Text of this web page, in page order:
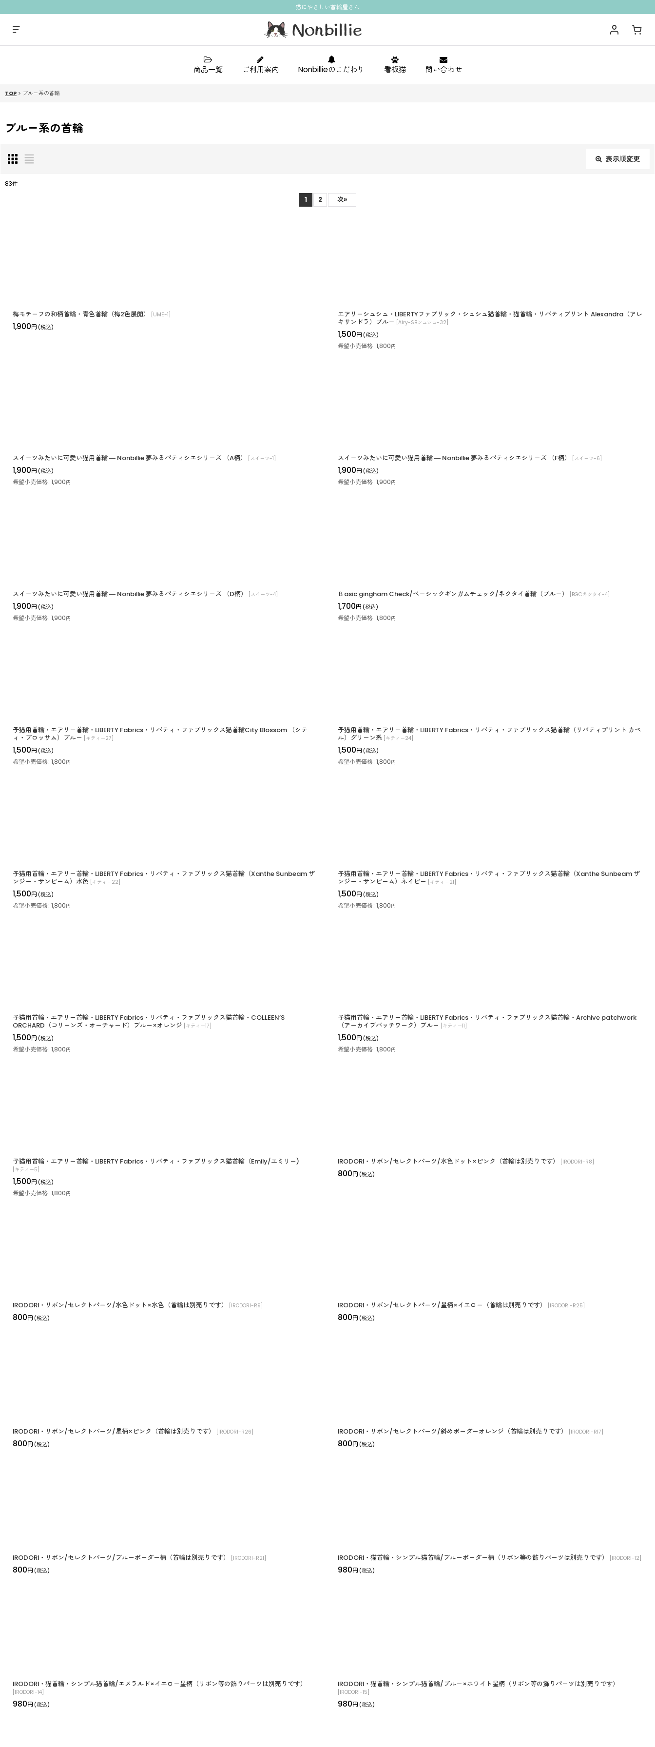
猫にやさしい首輪屋さん
商品一覧 ご利用案内 Nonbillieのこだわり 看板猫 問い合わせ
TOP > ブルー系の首輪
ブルー系の首輪
表示順変更
83件
1 2 次»
梅モチーフの和柄首輪・青色首輪（梅2色展開） UME-1
1,900円 (税込)
エアリーシュシュ・LIBERTYファブリック・シュシュ猫首輪・猫首輪・リバティプリント Alexandra（アレ
キサンドラ）ブルー Airy-SBシュシュ-32
1,500円 (税込)
希望小売価格: 1,800円
スイーツみたいに可愛い猫用首輪 ― Nonbillie 夢みるパティシエシリーズ （A柄） スイーツ-1
1,900円 (税込)
希望小売価格: 1,900円
スイーツみたいに可愛い猫用首輪 ― Nonbillie 夢みるパティシエシリーズ （F柄） スイーツ-6
1,900円 (税込)
希望小売価格: 1,900円
スイーツみたいに可愛い猫用首輪 ― Nonbillie 夢みるパティシエシリーズ （D柄） スイーツ-4
1,900円 (税込)
希望小売価格: 1,900円
Ｂasic gingham Check/ベーシックギンガムチェック/ネクタイ首輪（ブルー） BGCネクタイ-4
1,700円 (税込)
希望小売価格: 1,800円
子猫用首輪・エアリー首輪・LIBERTY Fabrics・リバティ・ファブリックス猫首輪City Blossom （シテ
ィ・ブロッサム）ブルー
キティー27
1,500円 (税込)
希望小売価格: 1,800円
子猫用首輪・エアリー首輪・LIBERTY Fabrics・リバティ・ファブリックス猫首輪（リバティプリント カペ
ル）グリーン系 キティー24
1,500円 (税込)
希望小売価格: 1,800円
子猫用首輪・エアリー首輪・LIBERTY Fabrics・リバティ・ファブリックス猫首輪（Xanthe Sunbeam ザ
ンジー・サンビーム）水色 キティー22
1,500円 (税込)
希望小売価格: 1,800円
子猫用首輪・エアリー首輪・LIBERTY Fabrics・リバティ・ファブリックス猫首輪（Xanthe Sunbeam ザ
ンジー・サンビーム）ネイビー
キティー21
1,500円 (税込)
希望小売価格: 1,800円
子猫用首輪・エアリー首輪・LIBERTY Fabrics・リバティ・ファブリックス猫首輪・COLLEEN’S
ORCHARD（コリーンズ・オーチャード）ブルー×オレンジ キティー17
1,500円 (税込)
希望小売価格: 1,800円
子猫用首輪・エアリー首輪・LIBERTY Fabrics・リバティ・ファブリックス猫首輪・Archive patchwork
（アーカイブパッチワーク）ブルー
キティー11
1,500円 (税込)
希望小売価格: 1,800円
子猫用首輪・エアリー首輪・LIBERTY Fabrics・リバティ・ファブリックス猫首輪（Emily/エミリー)
キティー5
1,500円 (税込)
希望小売価格: 1,800円
IRODORI・リボン/セレクトパーツ/水色ドット×ピンク（首輪は別売りです） IRODORI-R8
800円 (税込)
IRODORI・リボン/セレクトパーツ/水色ドット×水色（首輪は別売りです） IRODORI-R9
800円 (税込)
IRODORI・リボン/セレクトパーツ/星柄×イエロー（首輪は別売りです） IRODORI-R25
800円 (税込)
IRODORI・リボン/セレクトパーツ/星柄×ピンク（首輪は別売りです） IRODORI-R26
800円 (税込)
IRODORI・リボン/セレクトパーツ/斜めボーダーオレンジ（首輪は別売りです） IRODORI-R17
800円 (税込)
IRODORI・リボン/セレクトパーツ/ブルーボーダー柄（首輪は別売りです） IRODORI-R21
800円 (税込)
IRODORI・猫首輪・シンプル猫首輪/ブルーボーダー柄（リボン等の飾りパーツは別売りです） IRODORI-12
980円 (税込)
IRODORI・猫首輪・シンプル猫首輪/エメラルド×イエロー星柄（リボン等の飾りパーツは別売りです）
IRODORI-14
980円 (税込)
IRODORI・猫首輪・シンプル猫首輪/ブルー×ホワイト星柄（リボン等の飾りパーツは別売りです）
IRODORI-15
980円 (税込)